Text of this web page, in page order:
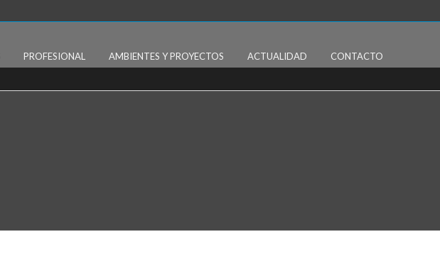
PROFESIONAL AMBIENTES Y PROYECTOS ACTUALIDAD CONTACTO